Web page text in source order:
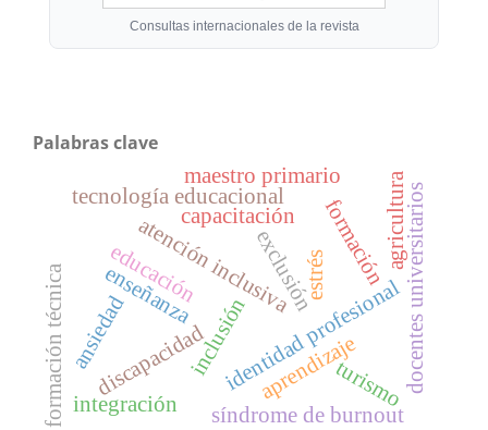
Consultas internacionales de la revista
Palabras clave
formación
atención inclusiva
identidad profesional
enseñanza
aprendizaje
inclusión
exclusión
discapacidad
capacitación
tecnología educacional
estrés
ansiedad docentes universitarios
síndrome de burnout
maestro primario agricultura
formación técnica turismo
educación
integración